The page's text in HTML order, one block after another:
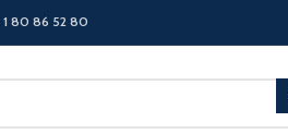
1 80 86 52 80